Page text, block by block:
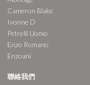
Cameron Blake
Ivonne D
Petrelli Uomo
Enzo Romano
Enzoani
聯絡我們